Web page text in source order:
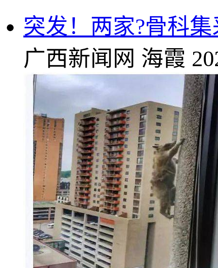
突发！两家?骨科
广西新闻网 海霞